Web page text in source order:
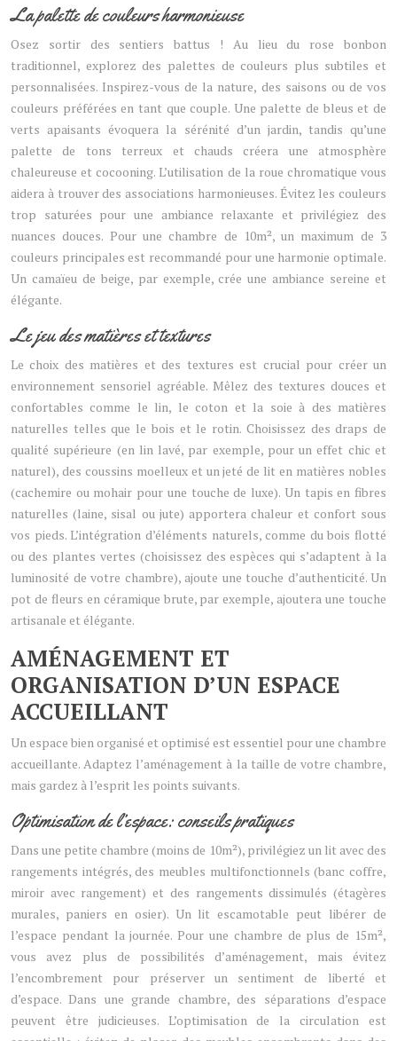
La palette de couleurs harmonieuse
Osez sortir des sentiers battus ! Au lieu du rose bonbon
traditionnel, explorez des palettes de couleurs plus subtiles et
personnalisées. Inspirez-vous de la nature, des saisons ou de vos
couleurs préférées en tant que couple. Une palette de bleus et de
verts apaisants évoquera la sérénité d’un jardin, tandis qu’une
palette de tons terreux et chauds créera une atmosphère
chaleureuse et cocooning. L’utilisation de la roue chromatique vous
aidera à trouver des associations harmonieuses. Évitez les couleurs
trop saturées pour une ambiance relaxante et privilégiez des
nuances douces. Pour une chambre de 10m², un maximum de 3
couleurs principales est recommandé pour une harmonie optimale.
Un camaïeu de beige, par exemple, crée une ambiance sereine et
élégante.
Le jeu des matières et textures
Le choix des matières et des textures est crucial pour créer un
environnement sensoriel agréable. Mêlez des textures douces et
confortables comme le lin, le coton et la soie à des matières
naturelles telles que le bois et le rotin. Choisissez des draps de
qualité supérieure (en lin lavé, par exemple, pour un effet chic et
naturel), des coussins moelleux et un jeté de lit en matières nobles
(cachemire ou mohair pour une touche de luxe). Un tapis en fibres
naturelles (laine, sisal ou jute) apportera chaleur et confort sous
vos pieds. L’intégration d’éléments naturels, comme du bois flotté
ou des plantes vertes (choisissez des espèces qui s’adaptent à la
luminosité de votre chambre), ajoute une touche d’authenticité. Un
pot de fleurs en céramique brute, par exemple, ajoutera une touche
artisanale et élégante.
AMÉNAGEMENT ET
ORGANISATION D’UN ESPACE
ACCUEILLANT
Un espace bien organisé et optimisé est essentiel pour une chambre
accueillante. Adaptez l’aménagement à la taille de votre chambre,
mais gardez à l’esprit les points suivants.
Optimisation de l’espace: conseils pratiques
Dans une petite chambre (moins de 10m²), privilégiez un lit avec des
rangements intégrés, des meubles multifonctionnels (banc coffre,
miroir avec rangement) et des rangements dissimulés (étagères
murales, paniers en osier). Un lit escamotable peut libérer de
l’espace pendant la journée. Pour une chambre de plus de 15m²,
vous avez plus de possibilités d’aménagement, mais évitez
l’encombrement pour préserver un sentiment de liberté et
d’espace. Dans une grande chambre, des séparations d’espace
peuvent être judicieuses. L’optimisation de la circulation est